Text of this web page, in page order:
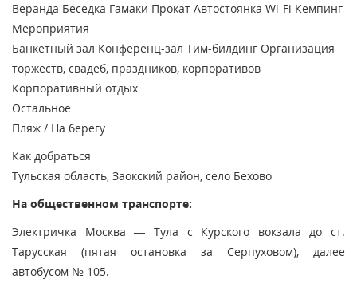
Веранда Беседка Гамаки Прокат Автостоянка Wi-Fi Кемпинг
Мероприятия
Банкетный зал Конференц-зал Тим-билдинг Организация
торжеств, свадеб, праздников, корпоративов
Корпоративный отдых
Остальное
Пляж / На берегу
Как добраться
Тульская область, Заокский район, село Бехово
На общественном транспорте:
Электричка Москва — Тула с Курского вокзала до ст.
Тарусская (пятая остановка за Серпуховом), далее
автобусом № 105.